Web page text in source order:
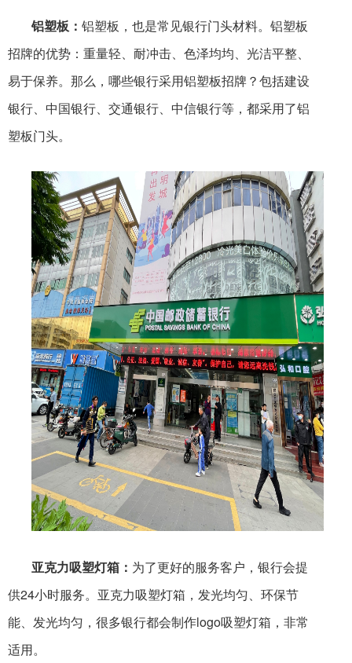
铝塑板： 铝塑板，也是常见银行门头材料。铝塑板
招牌的优势：重量轻、耐冲击、色泽均均、光洁平整、
易于保养。那么，哪些银行采用铝塑板招牌？包括建设
银行、中国银行、交通银行、中信银行等，都采用了铝
塑板门头。
亚克力吸塑灯箱： 为了更好的服务客户，银行会提
供24小时服务。亚克力吸塑灯箱，发光均匀、环保节
能、发光均匀，很多银行都会制作logo吸塑灯箱，非常
适用。